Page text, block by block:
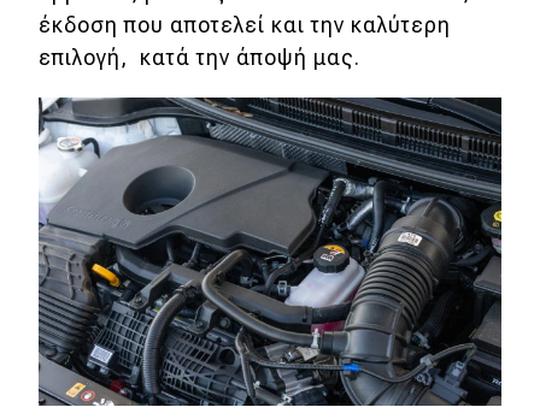
έκδοση που αποτελεί και την καλύτερη
επιλογή, κατά την άποψή μας.